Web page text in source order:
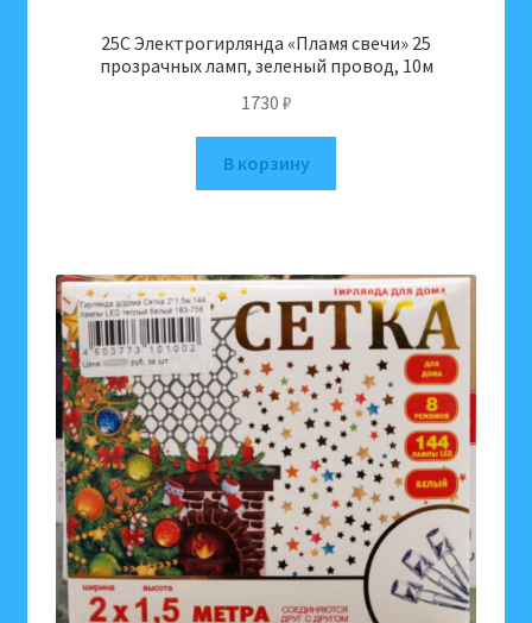
25C Электрогирлянда «Пламя свечи» 25
прозрачных ламп, зеленый провод, 10м
1730 ₽
В корзину